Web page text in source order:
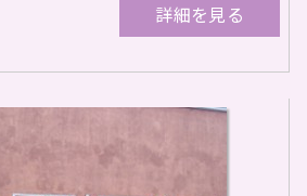
詳細を見る